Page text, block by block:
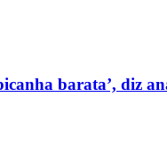
barata’, diz